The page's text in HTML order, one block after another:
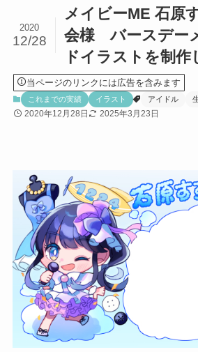
メイビーME 石原
会様 バースデー
ドイラストを制作
2020
12/28
当ページのリンクには広告を含みます
これまでの実績 イラスト アイドル
2020年12月28日 2025年3月23日